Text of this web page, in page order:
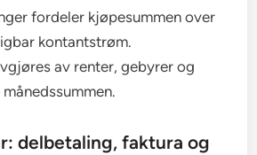
fordeler kjøpesummen over
kontantstrøm.
av renter, gebyrer og
delbetaling, faktura og